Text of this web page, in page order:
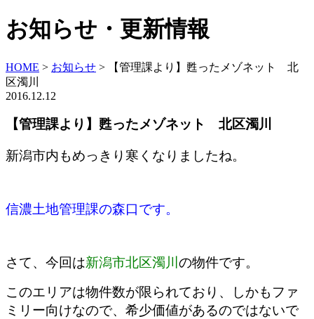
お知らせ・更新情報
HOME > お知らせ >
【管理課より】甦ったメゾネット 北
区濁川
2016.12.12
【管理課より】甦ったメゾネット 北区濁川
新潟市内もめっきり寒くなりましたね。
信濃土地管理課の森口です。
さて、今回は新潟市北区濁川 の物件です。
このエリアは物件数が限られており、しかもファ
ミリー向けなので、希少価値があるのではないで